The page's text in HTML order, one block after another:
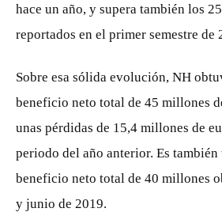
hace un año, y supera también los
reportados en el primer semestre de
Sobre esa sólida evolución, NH
beneficio neto total de 45 millones
unas pérdidas de 15,4 millones de
periodo del año anterior. Es
beneficio neto total de 40 millones
y junio de 2019.